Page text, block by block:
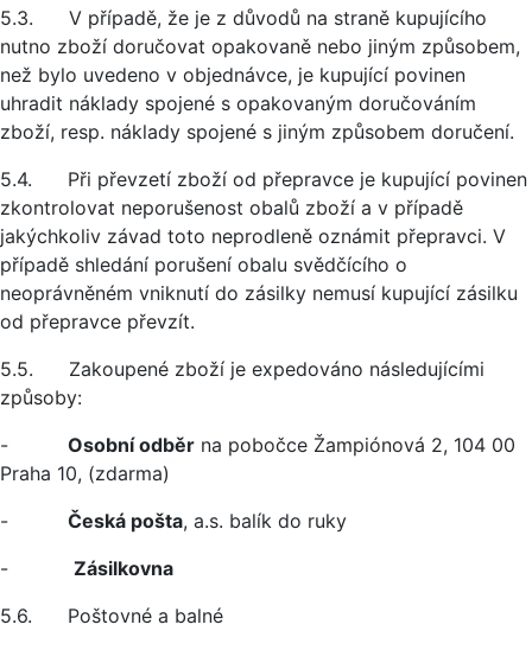
5.3. V případě, že je z důvodů na straně kupujícího
nutno zboží doručovat opakovaně nebo jiným způsobem,
než bylo uvedeno v objednávce, je kupující povinen
uhradit náklady spojené s opakovaným doručováním
zboží, resp. náklady spojené s jiným způsobem doručení.
5.4. Při převzetí zboží od přepravce je kupující povinen
zkontrolovat neporušenost obalů zboží a v případě
jakýchkoliv závad toto neprodleně oznámit přepravci. V
případě shledání porušení obalu svědčícího o
neoprávněném vniknutí do zásilky nemusí kupující zásilku
od přepravce převzít.
5.5. Zakoupené zboží je expedováno následujícími
způsoby:
- Osobní odběr na pobočce Žampiónová 2, 104 00
Praha 10, (zdarma)
- Česká pošta, a.s. balík do ruky
- Zásilkovna
5.6. Poštovné a balné